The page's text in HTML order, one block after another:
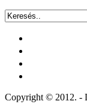
Copyright © 2012. -